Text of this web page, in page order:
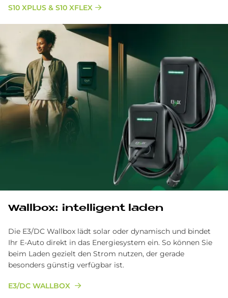
S10 XPLUS & S10 XFLEX
Wall­box: in­tel­li­gent la­den
Die E3/DC Wallbox lädt solar oder dynamisch und bindet
Ihr E-Auto direkt in das Energiesystem ein. So können Sie
beim Laden gezielt den Strom nutzen, der gerade
besonders günstig verfügbar ist.
E3/DC WALLBOX